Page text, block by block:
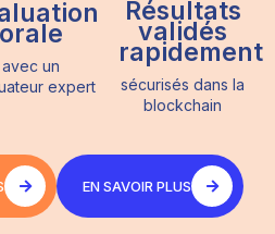
orale
avec un
expert
Résultats
validés
rapidement
sécurisés dans la
blockchain
EN SAVOIR PLUS